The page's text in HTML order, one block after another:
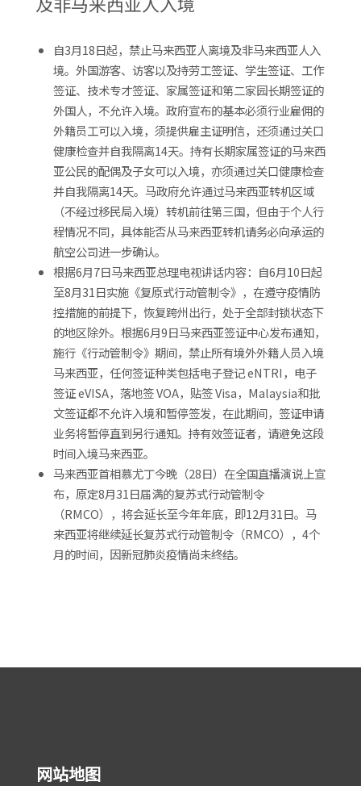
自3月18日起，禁止马来西亚人离境及非马来西亚人入
境。外国游客、访客以及持劳工签证、学生签证、工作
签证、技术专才签证、家属签证和第二家园长期签证的
外国人，不允许入境。政府宣布的基本必须行业雇佣的
外籍员工可以入境，须提供雇主证明信，还须通过关口
健康检查并自我隔离14天。持有长期家属签证的马来西
亚公民的配偶及子女可以入境，亦须通过关口健康检查
并自我隔离14天。马政府允许通过马来西亚转机区域
（不经过移民局入境）转机前往第三国，但由于个人行
程情况不同，具体能否从马来西亚转机请务必向承运的
航空公司进一步确认。
根据6月7日马来西亚总理电视讲话内容：自6月10日起
至8月31日实施《复原式行动管制令》，在遵守疫情防
控措施的前提下，恢复跨州出行，处于全部封锁状态下
的地区除外。根据6月9日马来西亚签证中心发布通知，
施行《行动管制令》期间，禁止所有境外外籍人员入境
马来西亚，任何签证种类包括电子登记 eNTRI，电子
签证 eVISA，落地签 VOA，贴签 Visa，Malaysia和批
文签证都不允许入境和暂停签发，在此期间，签证申请
业务将暂停直到另行通知。持有效签证者，请避免这段
时间入境马来西亚。
马来西亚首相慕尤丁今晚（28日）在全国直播演说上宣
布，原定8月31日届满的复苏式行动管制令
（RMCO），将会延长至今年年底，即12月31日。马
来西亚将继续延长复苏式行动管制令（RMCO），4个
月的时间，因新冠肺炎疫情尚未终结。
网站地图